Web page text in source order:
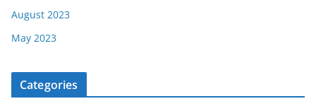
August 2023
May 2023
Categories